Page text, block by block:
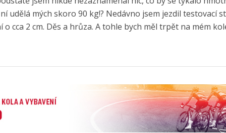
udělá mých skoro 90 kg!? Nedávno jsem jezdil testovací
cca 2 cm. Děs a hrůza. A tohle bych měl trpět na mém